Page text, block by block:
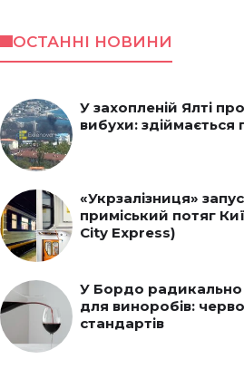
ОСТАННІ НОВИНИ
У захопленій Ялті
вибухи:
«Укрзалізниця»
приміський потяг
City Express)
У Бордо
для виноробів:
стандартів